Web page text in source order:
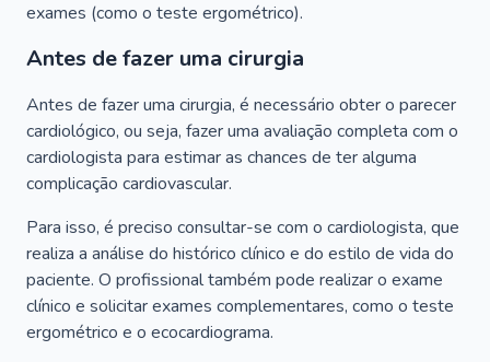
exames (como o teste ergométrico).
Antes de fazer uma cirurgia
Antes de fazer uma cirurgia, é necessário obter o parecer
cardiológico, ou seja, fazer uma avaliação completa com o
cardiologista para estimar as chances de ter alguma
complicação cardiovascular.
Para isso, é preciso consultar-se com o cardiologista, que
realiza a análise do histórico clínico e do estilo de vida do
paciente. O profissional também pode realizar o exame
clínico e solicitar exames complementares, como o teste
ergométrico e o ecocardiograma.